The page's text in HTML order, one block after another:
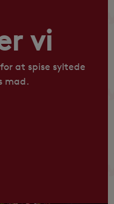
vi
at spise syltede
mad.